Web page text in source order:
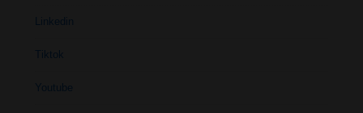
Linkedin
Tiktok
Youtube